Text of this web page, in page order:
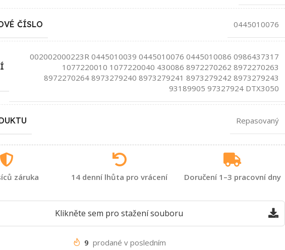
ČÍSLO 0445010076
002002000223R 0445010039 0445010076 0445010086 0986437317
1077220010 1077220040 430086 8972270262 8972270263
8972270264 8973279240 8973279241 8973279242 8973279243
93189905 97327924 DTX3050
Repasovaný
záruka 14 denní lhůta pro vrácení Doručení 1–3 pracovní dny
Klikněte sem pro stažení souboru
9 prodané v posledním